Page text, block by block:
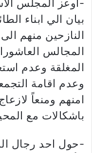
-أوعز المجلس
بيان الي ابناء
النازحين منهم
المجالس
المغلقة وعدم
وعدم اقامة
امنهم ومنعاً
باشكالات مع
-حول احد رجال